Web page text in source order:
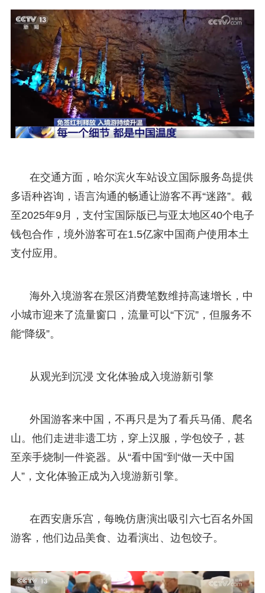
在交通方面，哈尔滨火车站设立国际服务岛提供
多语种咨询，语言沟通的畅通让游客不再“迷路”。截
至2025年9月，支付宝国际版已与亚太地区40个电子
钱包合作，境外游客可在1.5亿家中国商户使用本土
支付应用。
海外入境游客在景区消费笔数维持高速增长，中
小城市迎来了流量窗口，流量可以“下沉”，但服务不
能“降级”。
从观光到沉浸 文化体验成入境游新引擎
外国游客来中国，不再只是为了看兵马俑、爬名
山。他们走进非遗工坊，穿上汉服，学包饺子，甚
至亲手烧制一件瓷器。从“看中国”到“做一天中国
人”，文化体验正成为入境游新引擎。
在西安唐乐宫，每晚仿唐演出吸引六七百名外国
游客，他们边品美食、边看演出、边包饺子。